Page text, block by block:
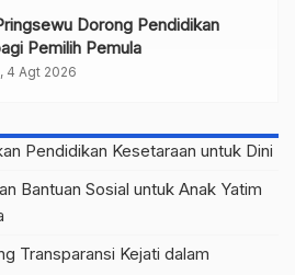
Dorong Pendidikan
Pemilih Pemula
4 Agt 2026
Pendidikan Kesetaraan untuk Dini
Bantuan Sosial untuk Anak Yatim
Transparansi Kejati dalam